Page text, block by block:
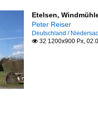
Etelsen,
Peter Reiser
Deutschland /
32 1200x900 Px,